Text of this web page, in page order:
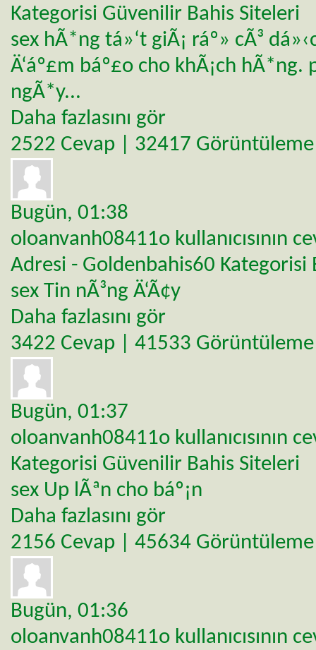
Kategorisi Güvenilir Bahis Siteleri
sex hÃ*ng tá»‘t giÃ¡ ráº» cÃ³
Ä‘áº£m báº£o cho khÃ¡ch
ngÃ*y...
Daha fazlasını gör
2522 Cevap | 32417 Görüntüleme
Bugün, 01:38
oloanvanh08411o kullanıcısının
Adresi - Goldenbahis60 Kategorisi
sex Tin nÃ³ng Ä‘Ã¢y
Daha fazlasını gör
3422 Cevap | 41533 Görüntüleme
Bugün, 01:37
oloanvanh08411o kullanıcısının
Kategorisi Güvenilir Bahis Siteleri
sex Up lÃªn cho báº¡n
Daha fazlasını gör
2156 Cevap | 45634 Görüntüleme
Bugün, 01:36
oloanvanh08411o kullanıcısının